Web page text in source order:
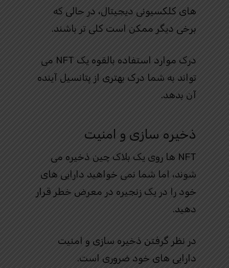
های کلکسیونی دیجیتال، در حالی که
برخی دیگر ممکن است کلی تر باشند.
درک موارد استفاده بالقوه یک NFT می
تواند به شما درک بهتری از پتانسیل آینده
آن بدهد.
ذخیره سازی و امنیت
NFT ها روی یک بلاک چین ذخیره می
شوند، اما شما نمی خواهید دارایی های
خود را در یک زنجیره در معرض خطر قرار
دهید.
در نظر گرفتن ذخیره سازی و امنیت
دارایی های خود ضروری است.